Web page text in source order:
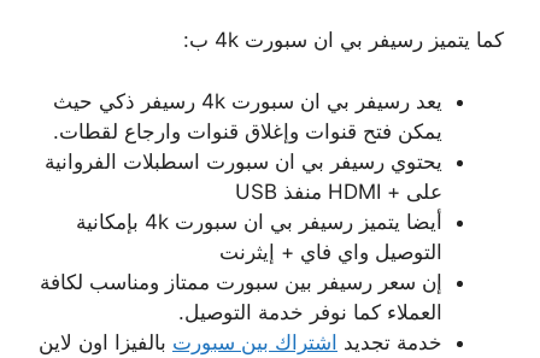
كما يتميز رسيفر بي ان سبورت 4k ب:
يعد رسيفر بي ان سبورت 4k رسيفر ذكي حيث
يمكن فتح قنوات وإغلاق قنوات وارجاع لقطات.
يحتوي رسيفر بي ان سبورت اسطبلات الفروانية
على + HDMI منفذ USB
أيضا يتميز رسيفر بي ان سبورت 4k بإمكانية
التوصيل واي فاي + إيثرنت
إن سعر رسيفر بين سبورت ممتاز ومناسب لكافة
العملاء كما نوفر خدمة التوصيل.
خدمة تجديد اشتراك بين سبورت بالفيزا اون لاين